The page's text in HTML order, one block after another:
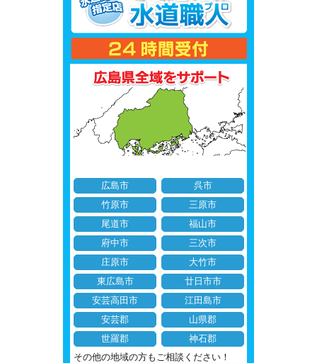
広島市
呉市
竹原市
三原市
尾道市
福山市
府中市
三次市
庄原市
大竹市
東広島市
廿日市市
安芸高田市
江田島市
安芸郡
山県郡
世羅郡
神石郡
その他の地域の方もご相談ください！